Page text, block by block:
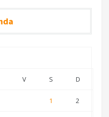
V S D
1 2